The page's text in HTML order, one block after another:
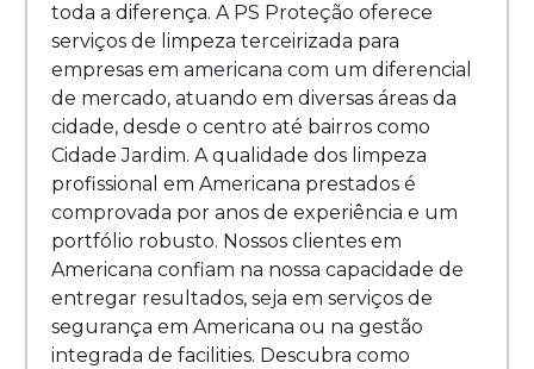
toda a diferença. A PS Proteção oferece
serviços de limpeza terceirizada para
empresas em americana com um diferencial
de mercado, atuando em diversas áreas da
cidade, desde o centro até bairros como
Cidade Jardim. A qualidade dos limpeza
profissional em Americana prestados é
comprovada por anos de experiência e um
portfólio robusto. Nossos clientes em
Americana confiam na nossa capacidade de
entregar resultados, seja em serviços de
segurança em Americana ou na gestão
integrada de facilities. Descubra como